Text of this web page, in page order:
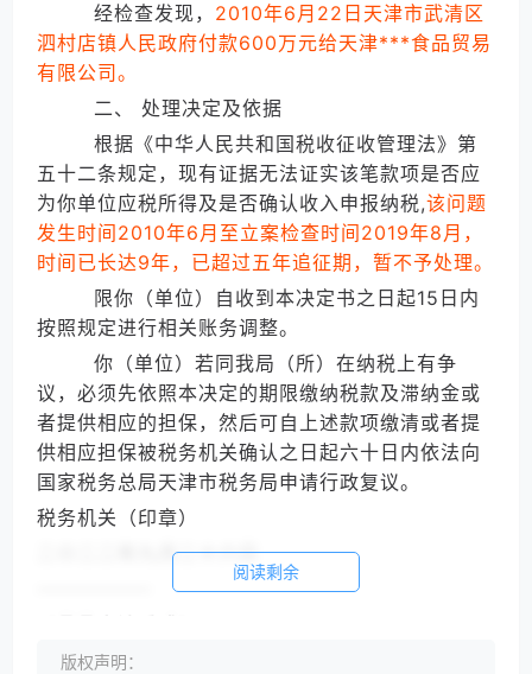
经检查发现， 2010年6月22日天津市武清区
泗村店镇人民政府付款600万元给天津***食品贸易
有限公司。
二、 处理决定及依据
根据《中华人民共和国税收征收管理法》第
五十二条规定，现有证据无法证实该笔款项是否应
为你单位应税所得及是否确认收入申报纳税,该问题
发生时间2010年6月至立案检查时间2019年8月，
时间已长达9年，已超过五年追征期，暂不予处理。
限你（单位）自收到本决定书之日起15日内
按照规定进行相关账务调整。
你（单位）若同我局（所）在纳税上有争
议，必须先依照本决定的期限缴纳税款及滞纳金或
者提供相应的担保，然后可自上述款项缴清或者提
供相应担保被税务机关确认之日起六十日内依法向
国家税务总局天津市税务局申请行政复议。
税务机关（印章）
二Ｏ二二年九月二十六日
偷税，是无限期追征；如果不是偷税，一般都是按
阅读剩余
版权声明：